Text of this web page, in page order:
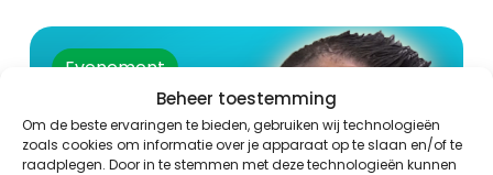
Beheer toestemming
Om de beste ervaringen te bieden, gebruiken wij technologieën
zoals cookies om informatie over je apparaat op te slaan en/of te
raadplegen. Door in te stemmen met deze technologieën kunnen
Evenement